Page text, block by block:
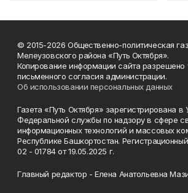
© 2015-2026 Общественно-политическая
Мелеузовского района «Путь Октября».
Копирование информации сайта разрешено
письменного согласия администрации.
Об использовании персональных данных
Газета «Путь Октября» зарегистрирована в
Федеральной службы по надзору в сфере
информационных технологий и массовых
Республике Башкортостан.
02 - 01784 от 19.05.2025 г.
Главный редактор - Елена Анатольевна